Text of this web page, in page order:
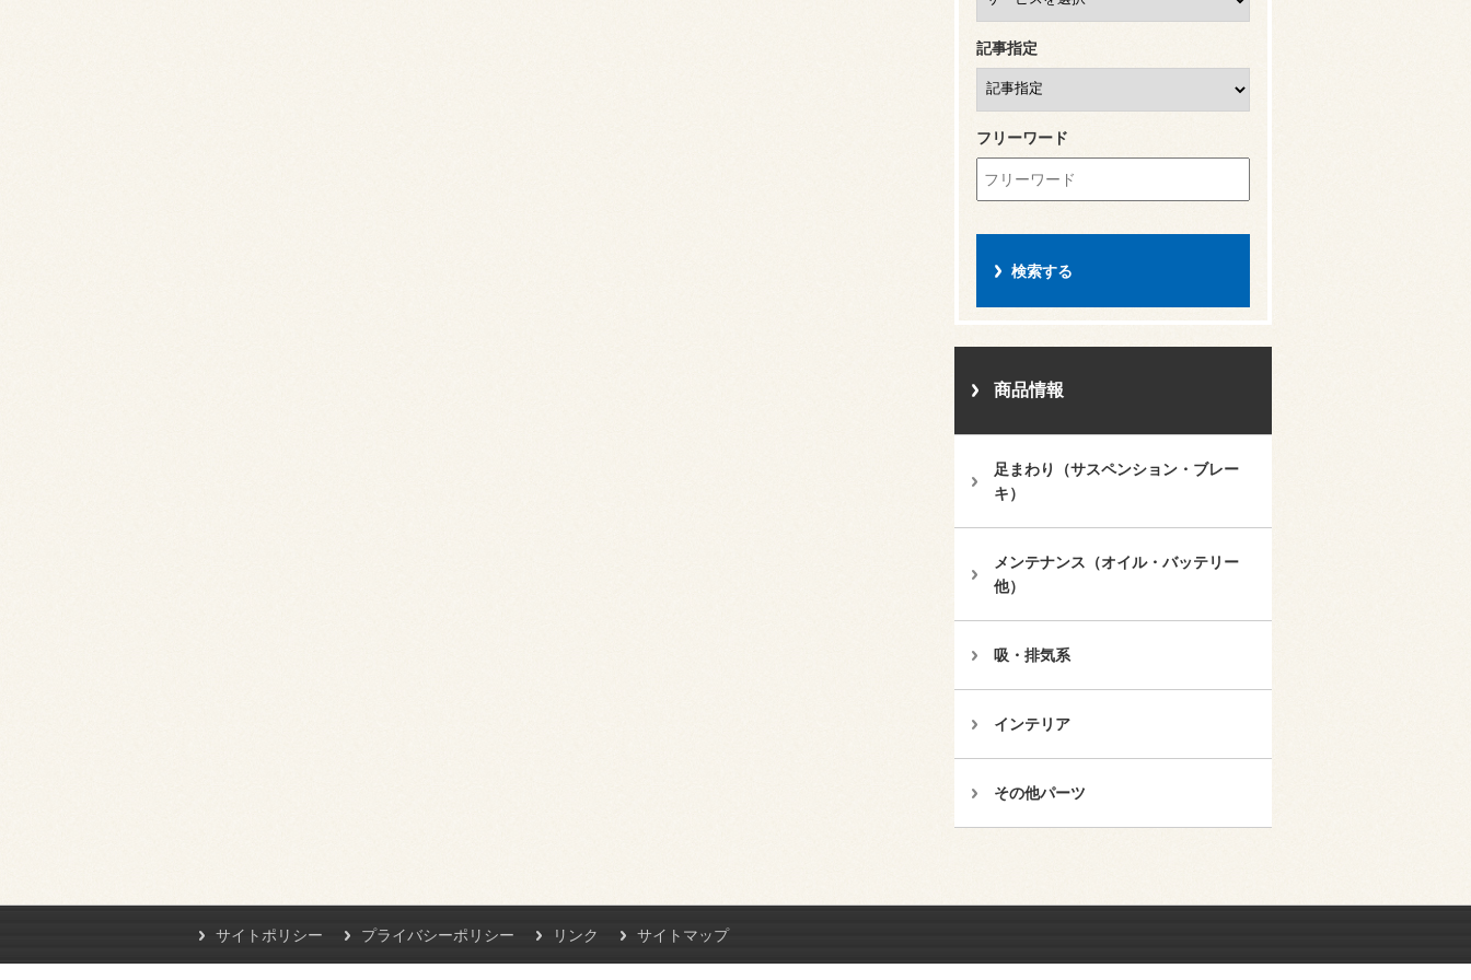
記事指定
フリーワード
商品情報
足まわり（サスペンション・ブレー
キ）
メンテナンス（オイル・バッテリー
他）
吸・排気系
インテリア
その他パーツ
サイトポリシー プライバシーポリシー リンク サイトマップ